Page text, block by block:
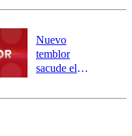
Nuevo
temblor
sacude el
revisa la